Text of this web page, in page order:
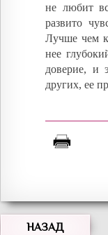
не любит
развито
Лучше чем
нее
доверие, и
других, ее
НАЗАД